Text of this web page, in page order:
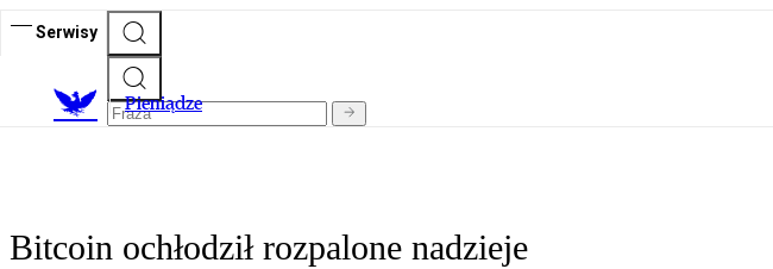
Serwisy
Pieniądze
Bitcoin ochłodził rozpalone nadzieje